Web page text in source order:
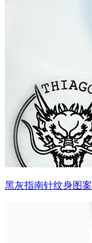
黑灰指南针纹身图案